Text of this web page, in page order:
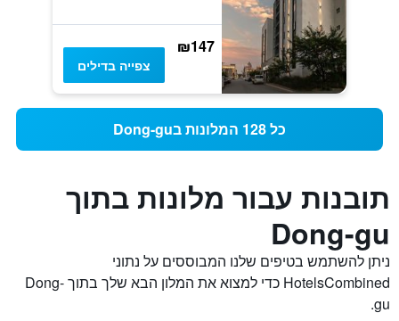
₪147
צפייה בדילים
כל 128 המלונות בDong-gu
תובנות עבור מלונות בתוך
Dong-gu
ניתן להשתמש בטיפים שלנו המבוססים על נתוני
HotelsCombined כדי למצוא את המלון הבא שלך בתוך Dong-
gu.